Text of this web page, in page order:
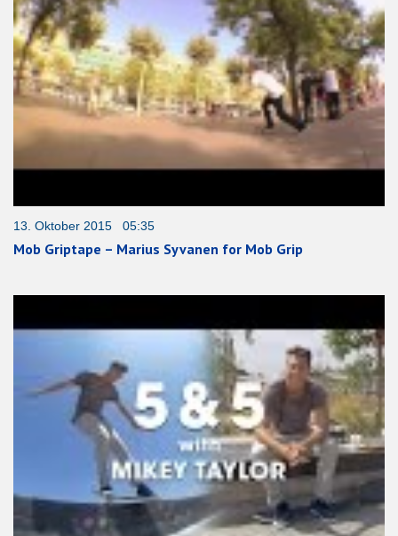
13. Oktober 2015 05:35
Mob Griptape – Marius Syvanen for Mob Grip